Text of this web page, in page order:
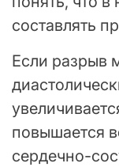
составлять
Если разрыв
повышается
сердечно-